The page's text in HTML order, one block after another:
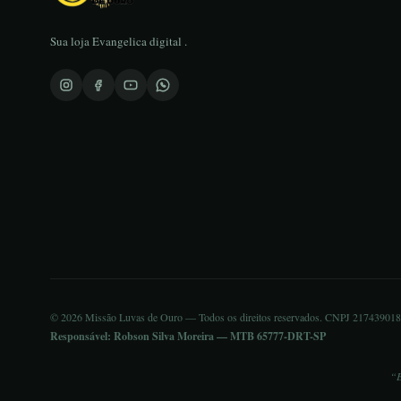
Sua loja Evangelica digital .
© 2026 Missão Luvas de Ouro — Todos os direitos reservados. CNPJ
Responsável: Robson Silva Moreira — MTB 65777-DRT-SP